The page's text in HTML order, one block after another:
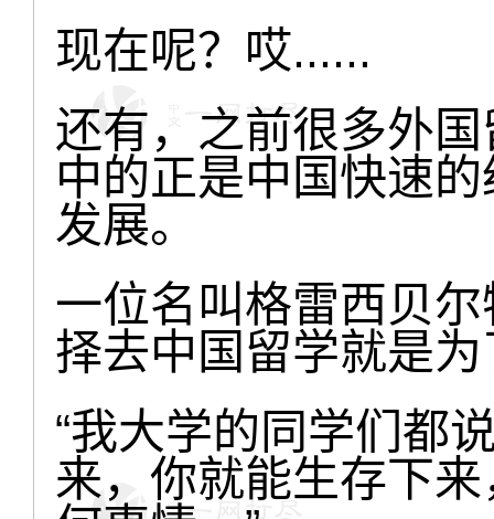
现在呢？哎......
还有，之前很多外
中的正是中国快速
发展。
一位名叫格雷西贝
择去中国留学就是
“我大学的同学们都
来，你就能生存下